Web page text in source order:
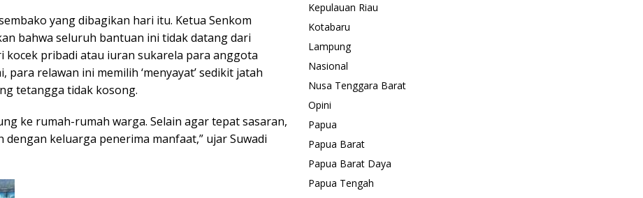
yang dibagikan hari itu. Ketua Senkom
bahwa seluruh bantuan ini tidak datang dari
pribadi atau iuran sukarela para anggota
relawan ini memilih ‘menyayat’ sedikit jatah
tetangga tidak kosong.
ke rumah-rumah warga. Selain agar tepat sasaran,
keluarga penerima manfaat,” ujar Suwadi
Kepulauan Riau
Kotabaru
Lampung
Nasional
Nusa Tenggara Barat
Opini
Papua
Papua Barat
Papua Barat Daya
Papua Tengah